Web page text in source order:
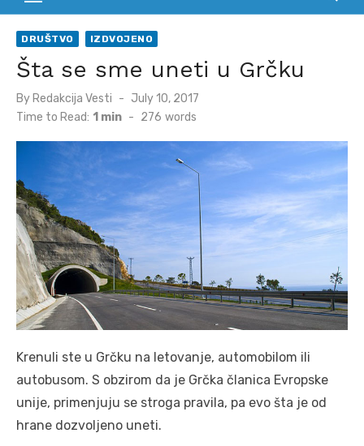
DRUŠTVO IZDVOJENO
Šta se sme uneti u Grčku
By Redakcija Vesti
Posted
on
July 10, 2017
Time to Read: 1 min - 276 words
Krenuli ste u Grčku na letovanje, automobilom ili
autobusom. S obzirom da je Grčka članica Evropske
unije, primenjuju se stroga pravila, pa evo šta je od
hrane dozvoljeno uneti.